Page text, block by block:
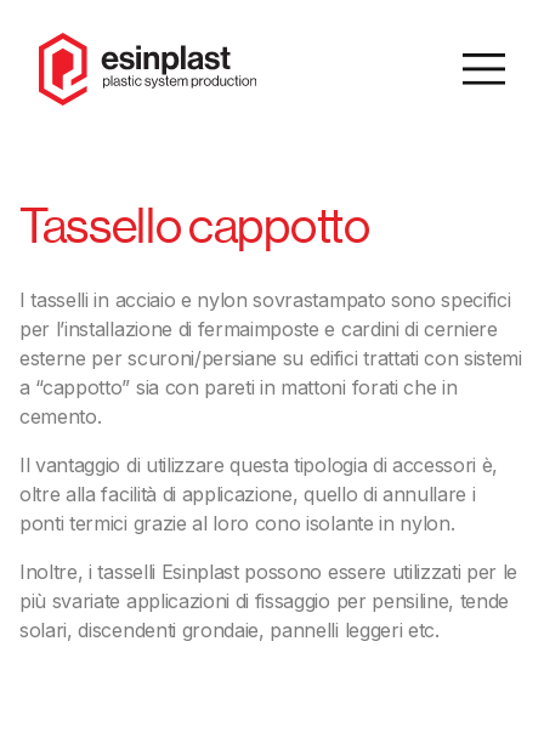
Homepage
Azienda
Catalogo
Prodotti
Soluzioni
Mercati
Tassello cappotto
I tasselli in acciaio e nylon sovrastampato sono specifici
per l’installazione di fermaimposte e cardini di cerniere
esterne per scuroni/persiane su edifici trattati con sistemi
a “cappotto” sia con pareti in mattoni forati che in
cemento.
Il vantaggio di utilizzare questa tipologia di accessori è,
oltre alla facilità di applicazione, quello di annullare i
ponti termici grazie al loro cono isolante in nylon.
Inoltre, i tasselli Esinplast possono essere utilizzati per le
più svariate applicazioni di fissaggio per pensiline, tende
solari, discendenti grondaie, pannelli leggeri etc.